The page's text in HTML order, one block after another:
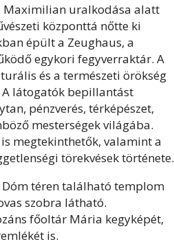
Maximilian uralkodása alatt
központtá nőtte ki
épült a Zeughaus, a
egykori fegyverraktár. A
és a természeti örökség
látogatók bepillantást
pénzverés, térképészet,
mesterségek világába.
megtekinthetők, valamint a
törekvések története.
Dóm téren található templom
szobra látható.
főoltár Mária kegyképét,
is.